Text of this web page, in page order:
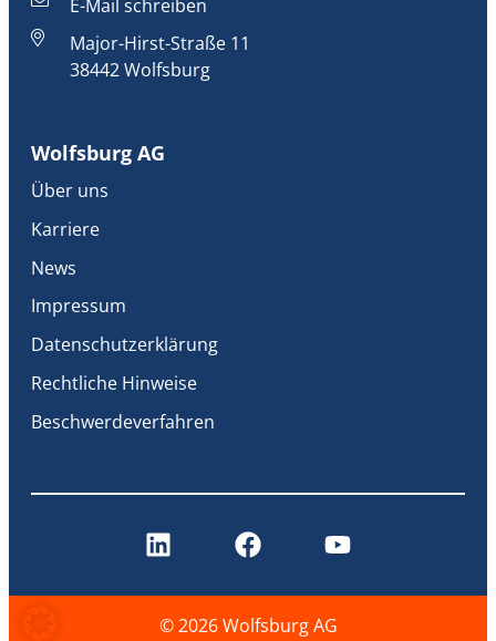
E-Mail schreiben
Major-Hirst-Straße 11
38442 Wolfsburg
Wolfsburg AG
Über uns
Karriere
News
Impressum
Datenschutzerklärung
Rechtliche Hinweise
Beschwerdeverfahren
© 2026 Wolfsburg AG